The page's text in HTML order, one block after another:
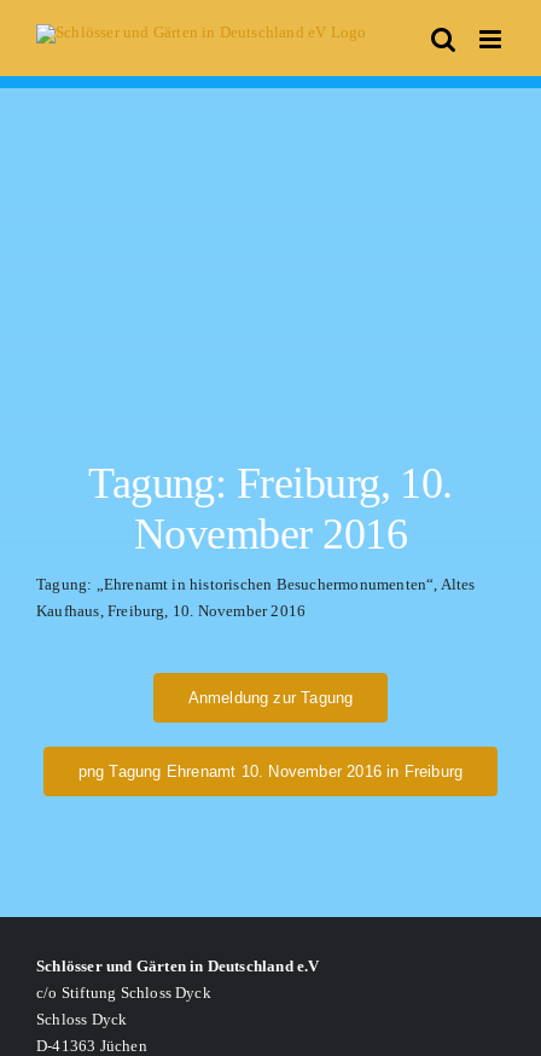
Tagung: Freiburg, 10.
November 2016
Tagung: „Ehrenamt in historischen Besuchermonumenten“, Altes
Kaufhaus, Freiburg, 10. November 2016
Anmeldung zur Tagung
png Tagung Ehrenamt 10. November 2016 in Freiburg
Schlösser und Gärten in Deutschland e.V
c/o Stiftung Schloss Dyck
Schloss Dyck
D-41363 Jüchen